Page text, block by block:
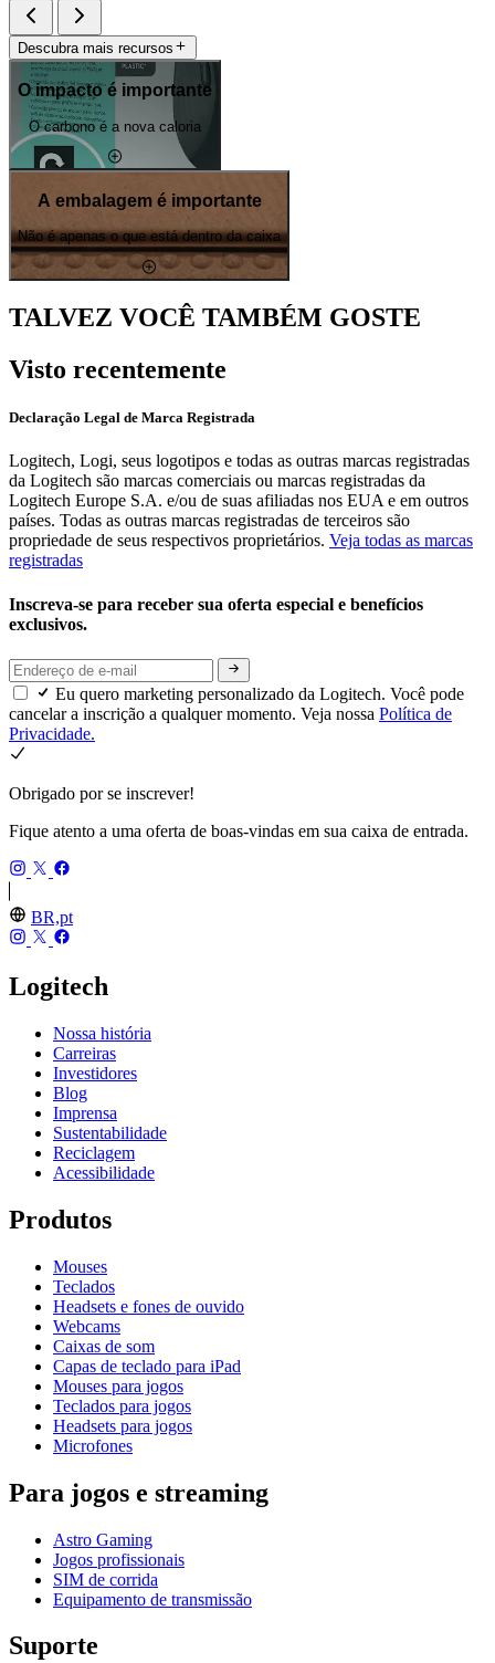
Descubra mais recursos
O impacto é importante
O carbono é a nova caloria
A embalagem é importante
Não é apenas o que está dentro da caixa
TALVEZ VOCÊ TAMBÉM GOSTE
Visto recentemente
Declaração Legal de Marca Registrada
Logitech, Logi, seus logotipos e todas as outras marcas registradas
da Logitech são marcas comerciais ou marcas registradas da
Logitech Europe S.A. e/ou de suas afiliadas nos EUA e em outros
países. Todas as outras marcas registradas de terceiros são
propriedade de seus respectivos proprietários. Veja todas as marcas
registradas
Inscreva-se para receber sua oferta especial e benefícios
exclusivos.
Eu quero marketing personalizado da Logitech. Você pode
cancelar a inscrição a qualquer momento. Veja nossa Política de
Privacidade.
Obrigado por se inscrever!
Fique atento a uma oferta de boas-vindas em sua caixa de entrada.
BR,pt
Logitech
Nossa história
Carreiras
Investidores
Blog
Imprensa
Sustentabilidade
Reciclagem
Acessibilidade
Produtos
Mouses
Teclados
Headsets e fones de ouvido
Webcams
Caixas de som
Capas de teclado para iPad
Mouses para jogos
Teclados para jogos
Headsets para jogos
Microfones
Para jogos e streaming
Astro Gaming
Jogos profissionais
SIM de corrida
Equipamento de transmissão
Suporte